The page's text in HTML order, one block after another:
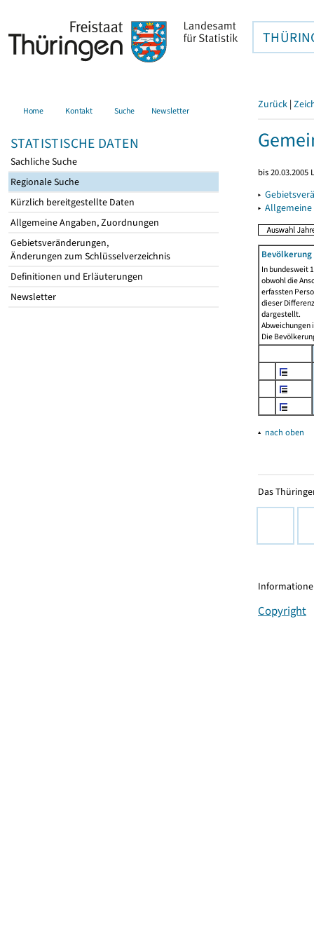
Home Kontakt Suche Newsletter
STATISTISCHE DATEN
Sachliche Suche
Regionale Suche
Kürzlich bereitgestellte Daten
Allgemeine Angaben, Zuordnungen
Gebietsveränderungen,
Änderungen zum Schlüsselverzeichnis
Definitionen und Erläuterungen
Newsletter
Zurück |
bis
▸
▸
Bevölkerung
In bundesweit
obwohl die
erfassten
dieser
dargestellt.
Abweichungen
Die
▴ nach oben
Das
Copyright